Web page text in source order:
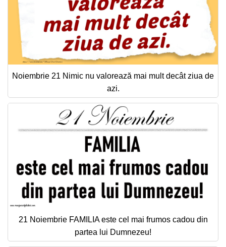
Noiembrie 21 Nimic nu valorează mai mult decât ziua de
azi.
21 Noiembrie FAMILIA este cel mai frumos cadou din
partea lui Dumnezeu!